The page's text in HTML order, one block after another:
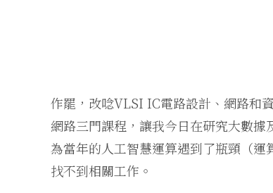
作罷，改唸VLSI IC電路設計、網路和
網路三門課程，讓我今日在研究大數
為當年的人工智慧運算遇到了瓶頸（
找不到相關工作。